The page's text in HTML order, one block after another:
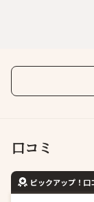
口コミ
ピックアップ！口